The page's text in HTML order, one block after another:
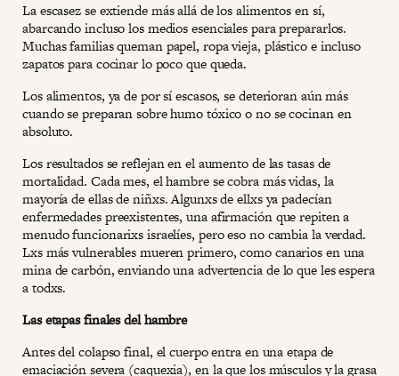
La escasez se extiende más allá de los alimentos en sí,
abarcando incluso los medios esenciales para prepararlos.
Muchas familias queman papel, ropa vieja, plástico e incluso
zapatos para cocinar lo poco que queda.
Los alimentos, ya de por sí escasos, se deterioran aún más
cuando se preparan sobre humo tóxico o no se cocinan en
absoluto.
Los resultados se reflejan en el aumento de las tasas de
mortalidad. Cada mes, el hambre se cobra más vidas, la
mayoría de ellas de niñxs. Algunxs de ellxs ya padecían
enfermedades preexistentes, una afirmación que repiten a
menudo funcionarixs israelíes, pero eso no cambia la verdad.
Lxs más vulnerables mueren primero, como canarios en una
mina de carbón, enviando una advertencia de lo que les espera
a todxs.
Las etapas finales del hambre
Antes del colapso final, el cuerpo entra en una etapa de
emaciación severa (caquexia), en la que los músculos y la grasa